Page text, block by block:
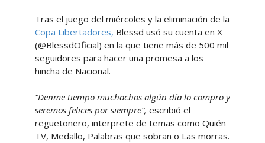
Tras el juego del miércoles y la eliminación de la
Copa Libertadores, Blessd usó su cuenta en X
(@BlessdOficial) en la que tiene más de 500 mil
seguidores para hacer una promesa a los
hincha de Nacional.
“Denme tiempo muchachos algún día lo compro y
seremos felices por siempre”, escribió el
reguetonero, interprete de temas como Quién
TV, Medallo, Palabras que sobran o Las morras.